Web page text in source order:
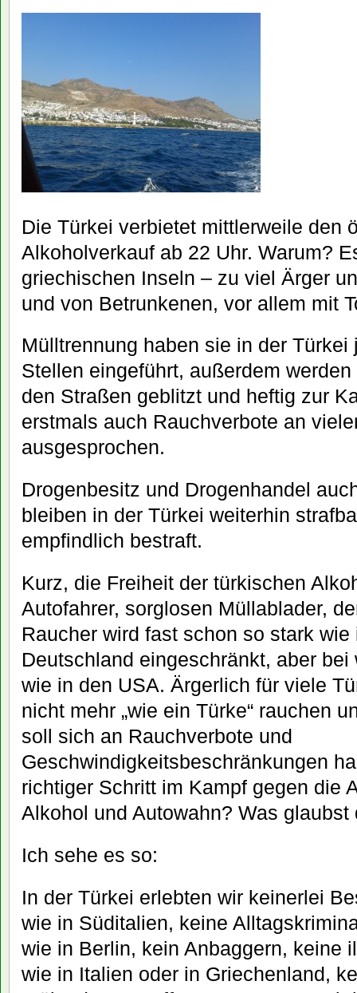
Die Türkei verbietet mittlerweile den
Alkoholverkauf ab 22 Uhr. Warum?
griechischen Inseln – zu viel Ärger
und von Betrunkenen, vor allem mit
Mülltrennung haben sie in der
Stellen eingeführt, außerdem
den Straßen geblitzt und heftig zur
erstmals auch Rauchverbote an
ausgesprochen.
Drogenbesitz und Drogenhandel
bleiben in der Türkei weiterhin
empfindlich bestraft.
Kurz, die Freiheit der türkischen
Autofahrer, sorglosen Müllablader,
Raucher wird fast schon so stark
Deutschland eingeschränkt, aber
wie in den USA. Ärgerlich für viele
nicht mehr „wie ein Türke“ rauchen
soll sich an Rauchverbote und
Geschwindigkeitsbeschränkungen
richtiger Schritt im Kampf gegen die
Alkohol und Autowahn? Was glaubst
Ich sehe es so:
In der Türkei erlebten wir keinerlei
wie in Süditalien, keine
wie in Berlin, kein Anbaggern, keine
wie in Italien oder in Griechenland,